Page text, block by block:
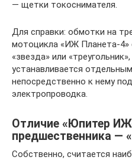
— щетки токоснимателя.
Для справки: обмотки на
мотоцикла «ИЖ Планета-4»
«звезда» или
устанавливается
непосредственно к нему
электропроводка.
Отличие «Юпитер
предшественника —
Собственно, считается